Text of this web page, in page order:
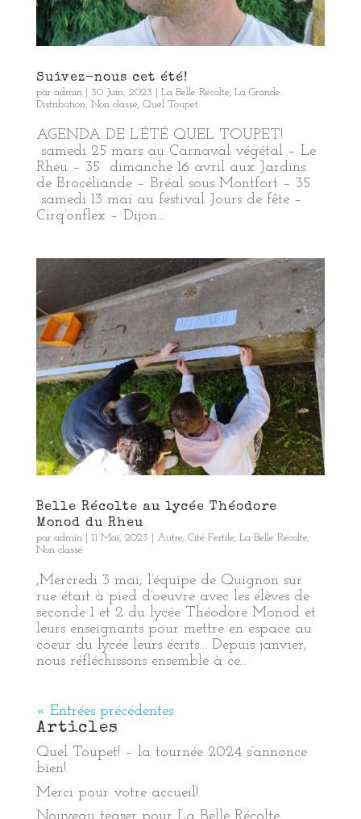
Suivez-nous cet été!
par admin| 30 Juin, 2023 | La Belle Récolte, La Grande
Distribution, Non classé, Quel Toupet
AGENDA DE L’ÉTÉ QUEL TOUPET!
samedi 25 mars au Carnaval végétal – Le
Rheu – 35 dimanche 16 avril aux Jardins
de Brocéliande – Bréal sous Montfort – 35
samedi 13 mai au festival Jours de fête –
Cirq’onflex – Dijon...
Belle Récolte au lycée Théodore
Monod du Rheu
par admin| 11 Mai, 2023 Autre, Cité Fertile, La Belle Récolte,
Non classé
,Mercredi 3 mai, l’équipe de Quignon sur
rue était à pied d’oeuvre avec les élèves de
seconde 1 et 2 du lycée Théodore Monod et
leurs enseignants pour mettre en espace au
coeur du lycée leurs écrits… Depuis janvier,
nous réfléchissons ensemble à ce...
« Entrées précédentes
Articles
Quel Toupet! – la tournée 2024 s’annonce
bien!
Merci pour votre accueil!